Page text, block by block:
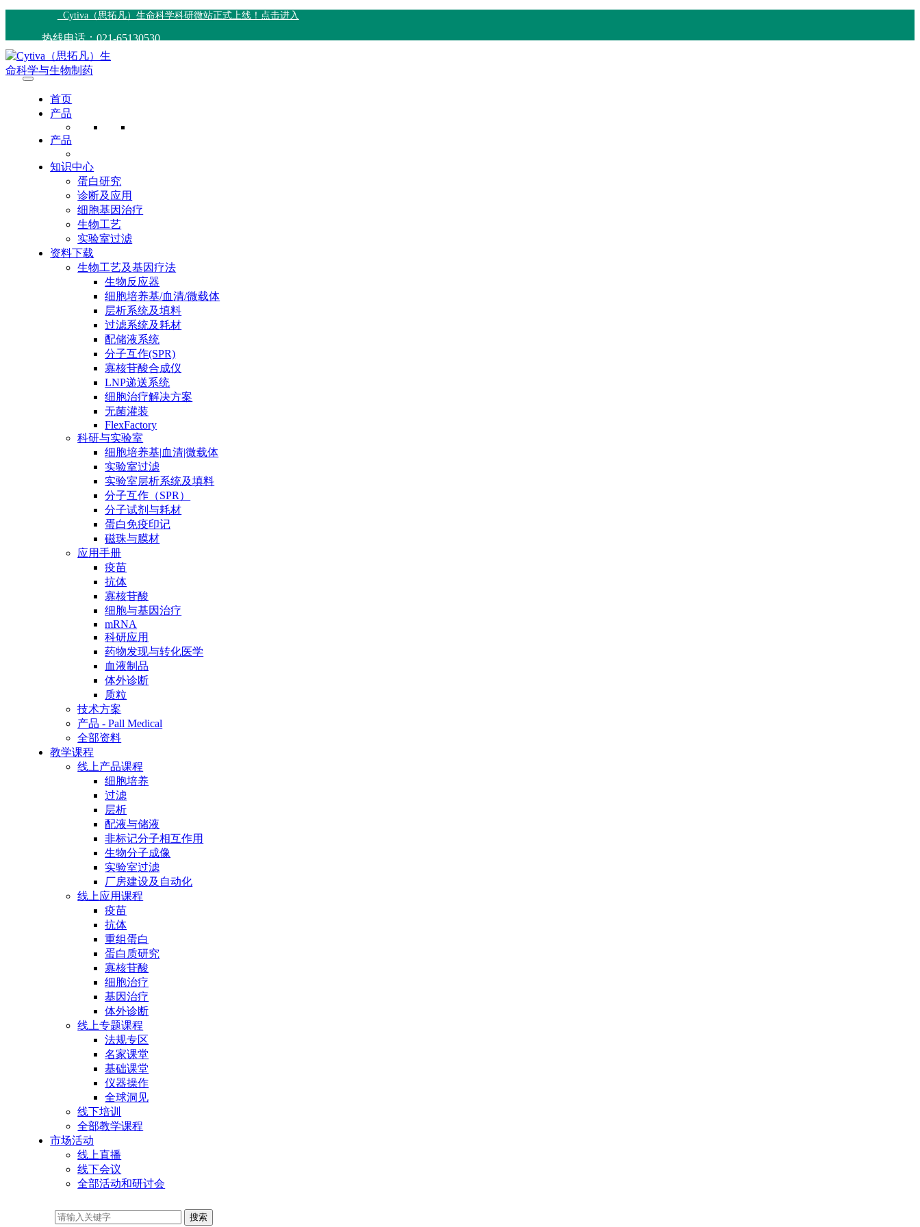
Cytiva（思拓凡）生命科学科研微站正式上线！点击进入
热线电话：021-65130530
首页
产品
产品
知识中心
蛋白研究
诊断及应用
细胞基因治疗
生物工艺
实验室过滤
资料下载
生物工艺及基因疗法
生物反应器
细胞培养基/血清/微载体
层析系统及填料
过滤系统及耗材
配储液系统
分子互作(SPR)
寡核苷酸合成仪
LNP递送系统
细胞治疗解决方案
无菌灌装
FlexFactory
科研与实验室
细胞培养基|血清|微载体
实验室过滤
实验室层析系统及填料
分子互作（SPR）
分子试剂与耗材
蛋白免疫印记
磁珠与膜材
应用手册
疫苗
抗体
寡核苷酸
细胞与基因治疗
mRNA
科研应用
药物发现与转化医学
血液制品
体外诊断
质粒
技术方案
产品 - Pall Medical
全部资料
教学课程
线上产品课程
细胞培养
过滤
层析
配液与储液
非标记分子相互作用
生物分子成像
实验室过滤
厂房建设及自动化
线上应用课程
疫苗
抗体
重组蛋白
蛋白质研究
寡核苷酸
细胞治疗
基因治疗
体外诊断
线上专题课程
法规专区
名家课堂
基础课堂
仪器操作
全球洞见
线下培训
全部教学课程
市场活动
线上直播
线下会议
全部活动和研讨会